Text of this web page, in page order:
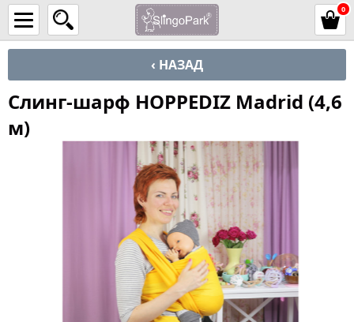
0
‹ НАЗАД
Слинг-шарф HOPPEDIZ Madrid (4,6
м)